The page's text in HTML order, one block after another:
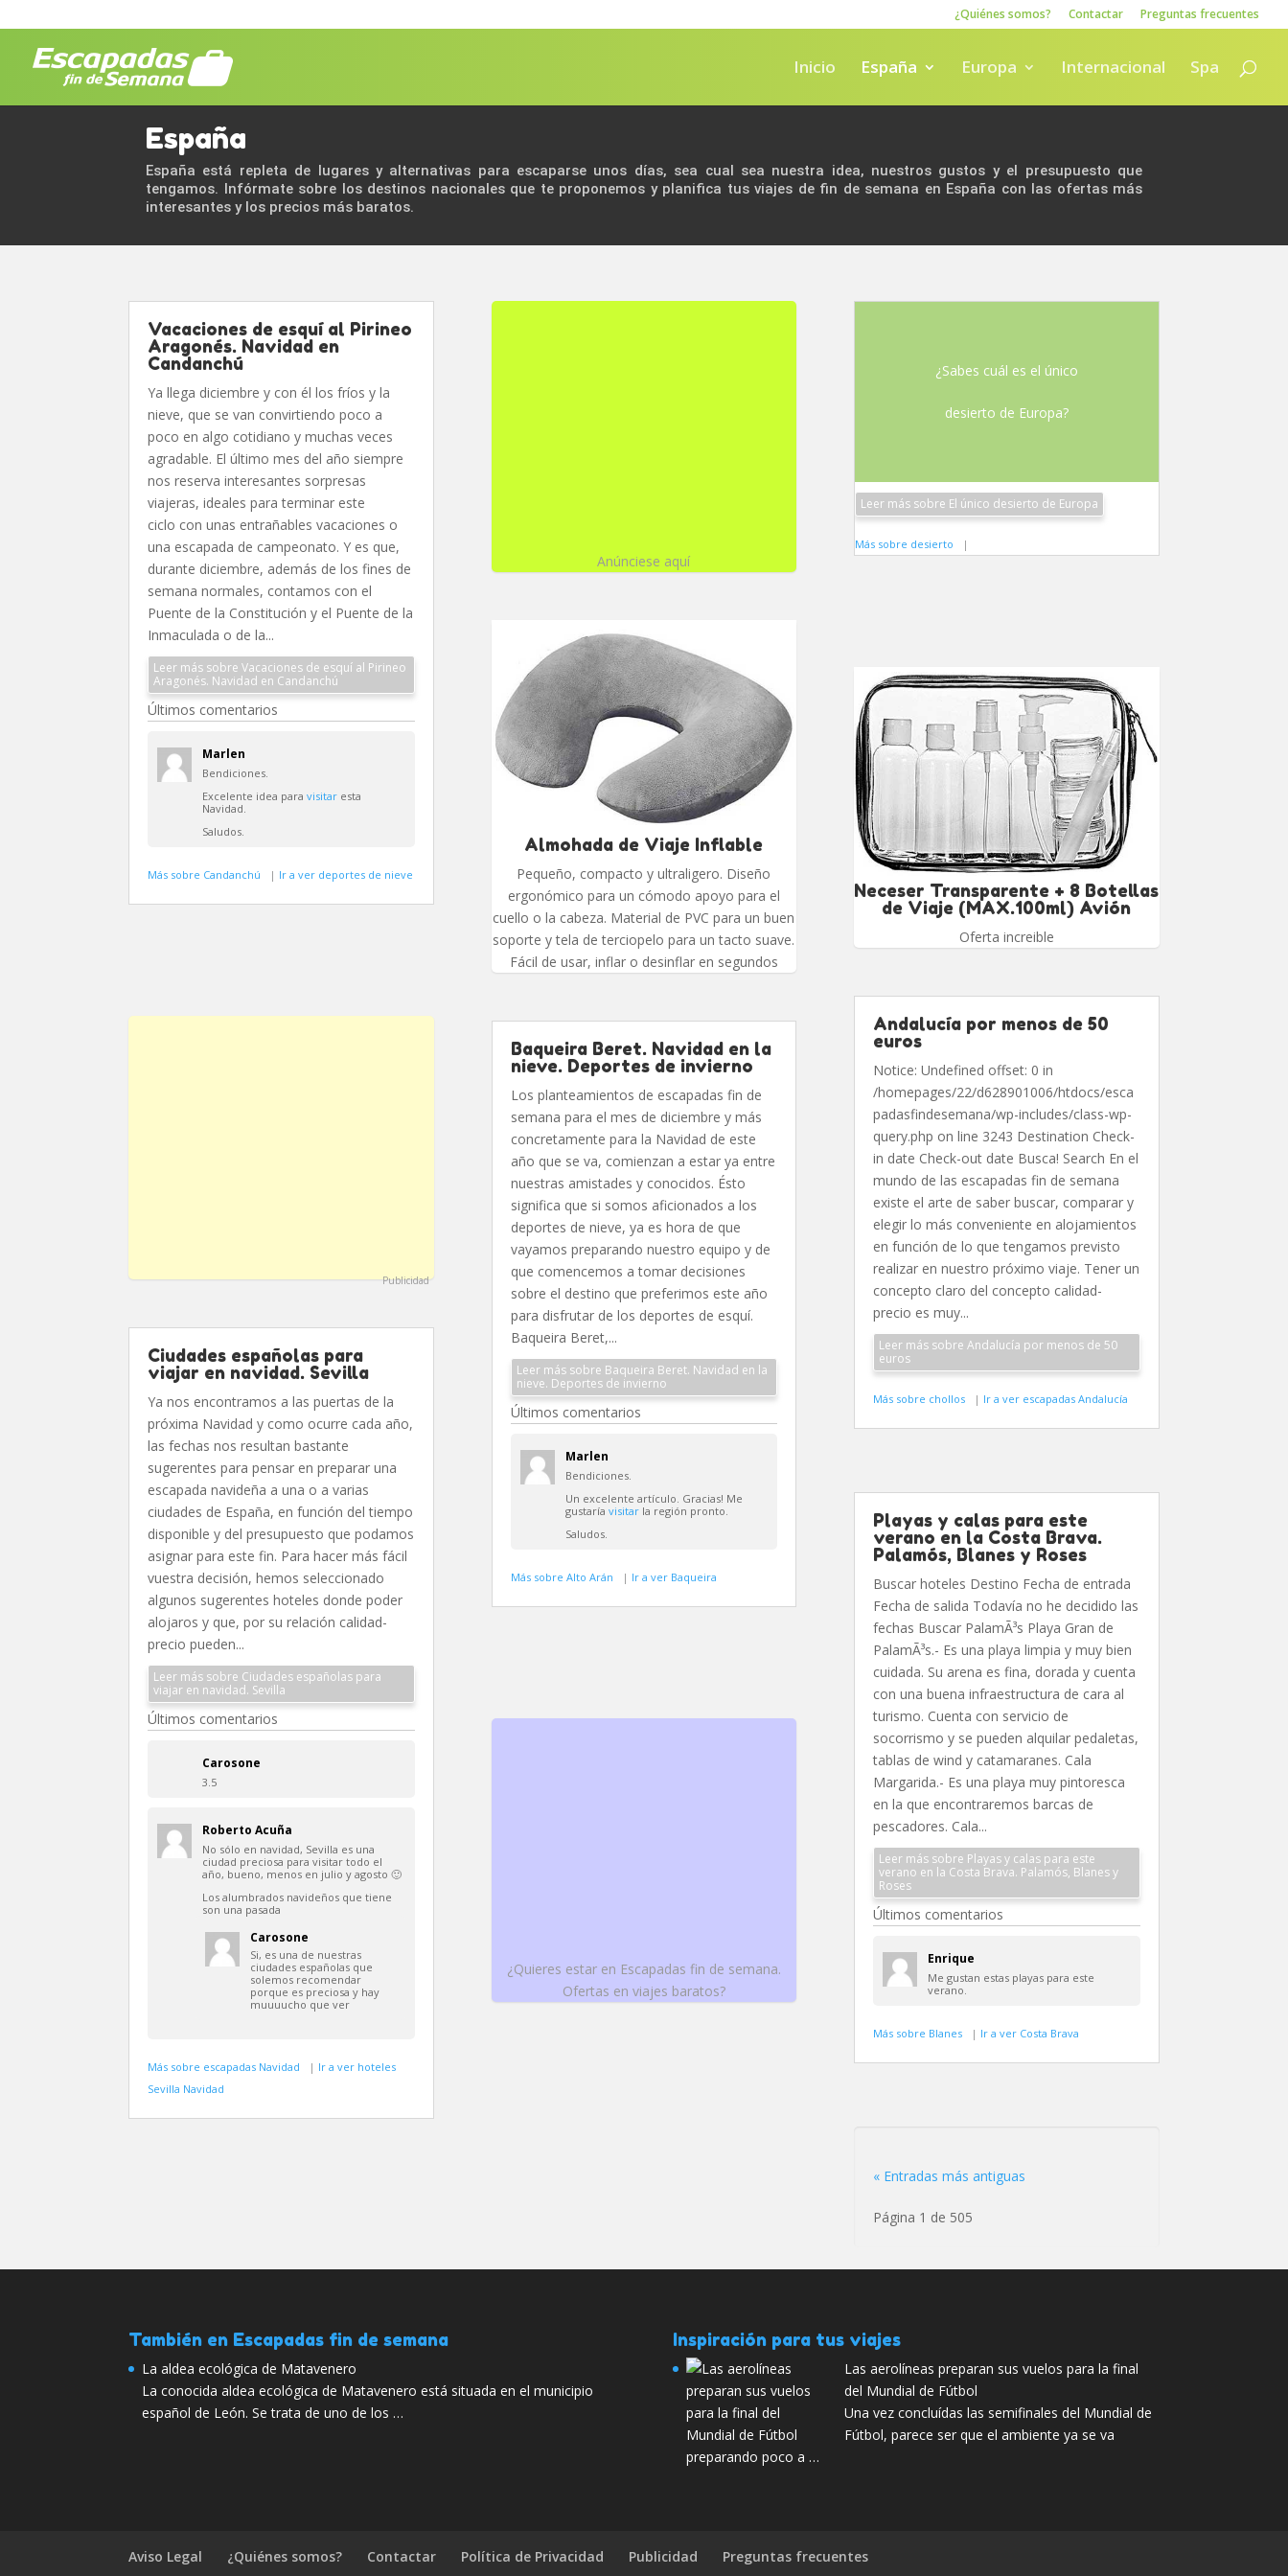
¿Quiénes somos? Contactar Preguntas frecuentes
Inicio España Europa Internacional Spa
España
España está repleta de lugares y alternativas para escaparse unos días, sea cual sea nuestra idea, nuestros gustos y el presupuesto que
tengamos. Infórmate sobre los destinos nacionales que te proponemos y planifica tus viajes de fin de semana en España con las ofertas más
interesantes y los precios más baratos.
Vacaciones de esquí al Pirineo
Aragonés. Navidad en
Candanchú
Ya llega diciembre y con él los fríos y la
nieve, que se van convirtiendo poco a
poco en algo cotidiano y muchas veces
agradable. El último mes del año siempre
nos reserva interesantes sorpresas
viajeras, ideales para terminar este
ciclo con unas entrañables vacaciones o
una escapada de campeonato. Y es que,
durante diciembre, además de los fines de
semana normales, contamos con el
Puente de la Constitución y el Puente de la
Inmaculada o de la...
Leer más sobre Vacaciones de esquí al Pirineo
Aragonés. Navidad en Candanchú
Últimos comentarios
Marlen
Bendiciones.
Excelente idea paravisitar esta
Navidad.
Saludos.
Más sobre Candanchú | Ir a ver deportes de nieve
Publicidad
Ciudades españolas para
viajar en navidad. Sevilla
Ya nos encontramos a las puertas de la
próxima Navidad y como ocurre cada año,
las fechas nos resultan bastante
sugerentes para pensar en preparar una
escapada navideña a una o a varias
ciudades de España, en función del tiempo
disponible y del presupuesto que podamos
asignar para este fin. Para hacer más fácil
vuestra decisión, hemos seleccionado
algunos sugerentes hoteles donde poder
alojaros y que, por su relación calidad-
precio pueden...
Leer más sobre Ciudades españolas para
viajar en navidad. Sevilla
Últimos comentarios
Carosone
3.5
Roberto Acuña
No sólo en navidad, Sevilla es una
ciudad preciosa para visitar todo el
año, bueno, menos en julio y agosto 🙂
Los alumbrados navideños que tiene
son una pasada
Carosone
Si, es una de nuestras
ciudades españolas que
solemos recomendar
porque es preciosa y hay
muuuucho que ver
Más sobre escapadas Navidad | Ir a ver hoteles
Sevilla Navidad
Anúnciese aquí
Almohada de Viaje Inflable
Pequeño, compacto y ultraligero. Diseño
ergonómico para un cómodo apoyo para el
cuello o la cabeza. Material de PVC para un buen
soporte y tela de terciopelo para un tacto suave.
Fácil de usar, inflar o desinflar en segundos
Baqueira Beret. Navidad en la
nieve. Deportes de invierno
Los planteamientos de escapadas fin de
semana para el mes de diciembre y más
concretamente para la Navidad de este
año que se va, comienzan a estar ya entre
nuestras amistades y conocidos. Ésto
significa que si somos aficionados a los
deportes de nieve, ya es hora de que
vayamos preparando nuestro equipo y de
que comencemos a tomar decisiones
sobre el destino que preferimos este año
para disfrutar de los deportes de esquí.
Baqueira Beret,...
Leer más sobre Baqueira Beret. Navidad en la
nieve. Deportes de invierno
Últimos comentarios
Marlen
Bendiciones.
Un excelente artículo. Gracias! Me
gustaría visitar la región pronto.
Saludos.
Más sobre Alto Arán | Ir a ver Baqueira
¿Quieres estar en Escapadas fin de semana.
Ofertas en viajes baratos?
¿Sabes cuál es el único
desierto de Europa?
Leer más sobre El único desierto de Europa
Más sobre desierto |
Neceser Transparente + 8 Botellas
de Viaje (MAX.100ml) Avión
Oferta increible
Andalucía por menos de 50
euros
Notice: Undefined offset: 0 in
/homepages/22/d628901006/htdocs/esca
padasfindesemana/wp-includes/class-wp-
query.php on line 3243 Destination Check-
in date Check-out date Busca! Search En el
mundo de las escapadas fin de semana
existe el arte de saber buscar, comparar y
elegir lo más conveniente en alojamientos
en función de lo que tengamos previsto
realizar en nuestro próximo viaje. Tener un
concepto claro del concepto calidad-
precio es muy...
Leer más sobre Andalucía por menos de 50
euros
Más sobre chollos | Ir a ver escapadas Andalucía
Playas y calas para este
verano en la Costa Brava.
Palamós, Blanes y Roses
Buscar hoteles Destino Fecha de entrada
Fecha de salida Todavía no he decidido las
fechas Buscar PalamÃ³s Playa Gran de
PalamÃ³s.- Es una playa limpia y muy bien
cuidada. Su arena es fina, dorada y cuenta
con una buena infraestructura de cara al
turismo. Cuenta con servicio de
socorrismo y se pueden alquilar pedaletas,
tablas de wind y catamaranes. Cala
Margarida.- Es una playa muy pintoresca
en la que encontraremos barcas de
pescadores. Cala...
Leer más sobre Playas y calas para este
verano en la Costa Brava. Palamós, Blanes y
Roses
Últimos comentarios
Enrique
Me gustan estas playas para este
verano.
Más sobre Blanes | Ir a ver Costa Brava
« Entradas más antiguas
Página 1 de 505
También en Escapadas fin de semana
La aldea ecológica de Matavenero
La conocida aldea ecológica de Matavenero está situada en el municipio
español de León. Se trata de uno de los …
Inspiración para tus viajes
Las aerolíneas preparan sus vuelos para la final
del Mundial de Fútbol
Una vez concluídas las semifinales del Mundial de
Fútbol, parece ser que el ambiente ya se va
preparando poco a …
Aviso Legal ¿Quiénes somos? Contactar Política de Privacidad Publicidad Preguntas frecuentes